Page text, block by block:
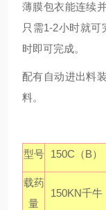
薄膜包衣能连续
只需1-2小时就
时即可完成。
配有自动进出料
料。
型号 150C（B）
载药
量
150KN千牛